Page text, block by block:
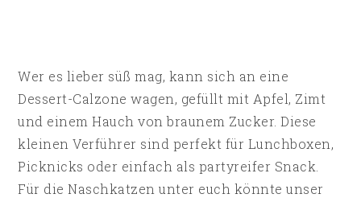
Wer es lieber süß mag, kann sich an eine
Dessert-Calzone wagen, gefüllt mit Apfel, Zimt
und einem Hauch von braunem Zucker. Diese
kleinen Verführer sind perfekt für Lunchboxen,
Picknicks oder einfach als partyreifer Snack.
Für die Naschkatzen unter euch könnte unser